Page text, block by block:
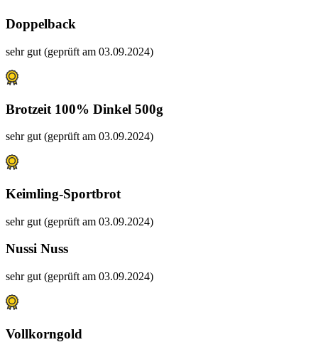
Doppelback
sehr gut (geprüft am 03.09.2024)
Brotzeit 100% Dinkel 500g
sehr gut (geprüft am 03.09.2024)
Keimling-Sportbrot
sehr gut (geprüft am 03.09.2024)
Nussi Nuss
sehr gut (geprüft am 03.09.2024)
Vollkorngold